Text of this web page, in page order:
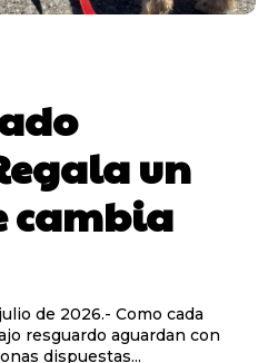
un
cambia
de 2026.- Como cada
resguardo aguardan con
dispuestas...